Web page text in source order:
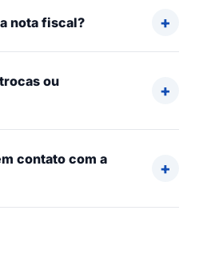
nota fiscal?
ou
contato com a